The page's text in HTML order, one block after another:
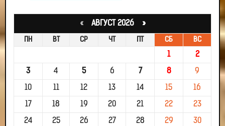
«АВГУСТ 2026 »
ПН ВТ СР ЧТ ПТ СБ ВС
1 2
3 4 5 6 7 8 9
10 11 12 13 14 15 16
17 18 19 20 21 22 23
24 25 26 27 28 29 30